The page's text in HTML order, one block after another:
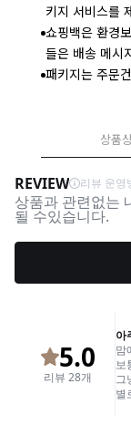
키지 서비스를
쇼핑백은 환경
들은 배송 메시
패키지는 주문
상품